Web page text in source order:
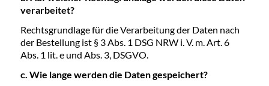
verarbeitet?
Rechtsgrundlage für die Verarbeitung der Daten nach
der Bestellung ist § 3 Abs. 1 DSG NRW i. V. m. Art. 6
Abs. 1 lit. e und Abs. 3, DSGVO.
c. Wie lange werden die Daten gespeichert?